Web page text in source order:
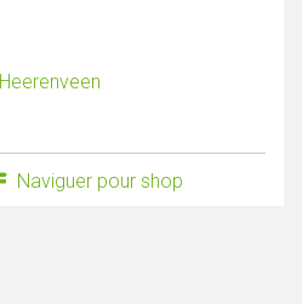
Heerenveen
Naviguer pour shop